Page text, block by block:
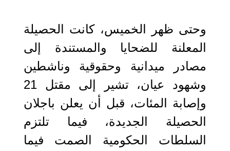
وحتى ظهر الخميس، كانت الحصيلة
المعلنة للضحايا والمستندة إلى
مصادر ميدانية وحقوقية وناشطين
وشهود عيان، تشير إلى مقتل 21
وإصابة المئات، قبل أن يعلن باجلان
الحصيلة الجديدة، فيما تلتزم
السلطات الحكومية الصمت فيما